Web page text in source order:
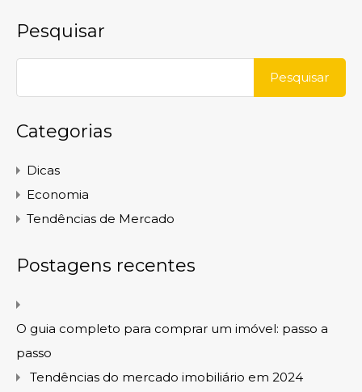
Pesquisar
por:
Categorias
Dicas
Economia
Tendências de Mercado
Postagens recentes
O guia completo para comprar um imóvel: passo a
passo
Tendências do mercado imobiliário em 2024